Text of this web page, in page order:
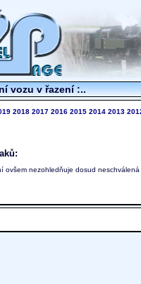
vozu v řazení :..
2018 2017 2016 2015 2014 2013
nezohledňuje dosud neschválená